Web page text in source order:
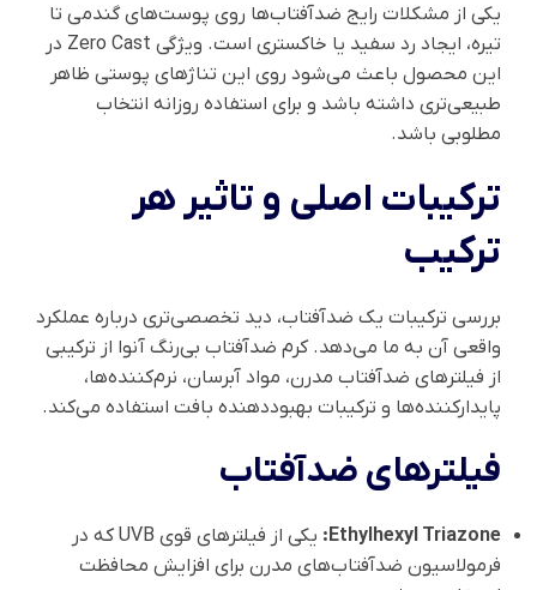
یکی از مشکلات رایج ضدآفتاب‌ها روی پوست‌های گندمی تا
تیره، ایجاد رد سفید یا خاکستری است. ویژگی Zero Cast در
این محصول باعث می‌شود روی این تناژهای پوستی ظاهر
طبیعی‌تری داشته باشد و برای استفاده روزانه انتخاب
مطلوبی باشد.
ترکیبات اصلی و تاثیر هر
ترکیب
بررسی ترکیبات یک ضدآفتاب، دید تخصصی‌تری درباره عملکرد
واقعی آن به ما می‌دهد. کرم ضدآفتاب بی‌رنگ آنوا از ترکیبی
از فیلترهای ضدآفتاب مدرن، مواد آبرسان، نرم‌کننده‌ها،
پایدارکننده‌ها و ترکیبات بهبوددهنده بافت استفاده می‌کند.
فیلترهای ضدآفتاب
Ethylhexyl Triazone:
یکی از فیلترهای قوی UVB که در
فرمولاسیون ضدآفتاب‌های مدرن برای افزایش محافظت